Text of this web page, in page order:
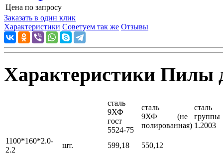
Цена по запросу
Заказать в один клик
Характеристики Советуем так же Отзывы
Характеристики Пилы
сталь
9ХФ
гост
5524-75
сталь
9ХФ (не
полированная)
сталь
группы
1.2003
1100*160*2.0-
2.2
шт. 599,18
550,12